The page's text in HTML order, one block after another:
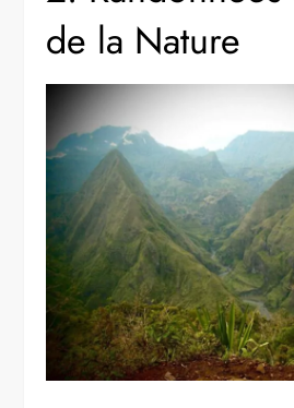
de la Nature